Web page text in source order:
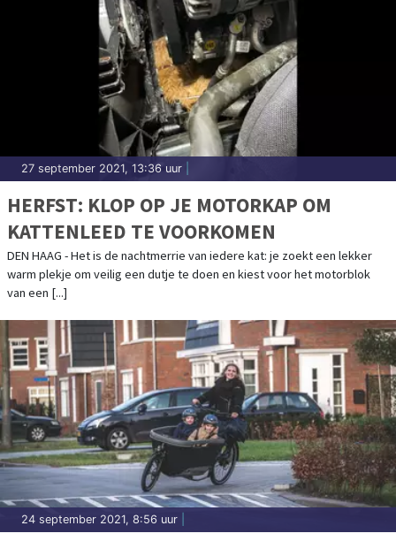
27 september 2021, 13:36 uur
HERFST: KLOP OP JE MOTORKAP OM
KATTENLEED TE VOORKOMEN
DEN HAAG - Het is de nachtmerrie van iedere kat: je zoekt een lekker
warm plekje om veilig een dutje te doen en kiest voor het motorblok
van een [...]
24 september 2021, 8:56 uur